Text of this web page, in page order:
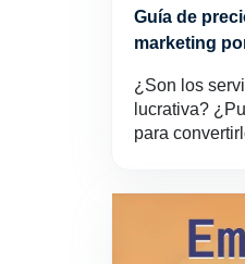
Guía de
marketing
¿Son los
lucrativa?
para